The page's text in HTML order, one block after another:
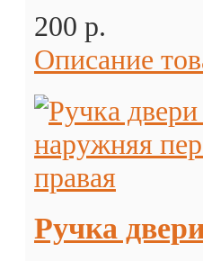
200 p.
Описание
Ручка